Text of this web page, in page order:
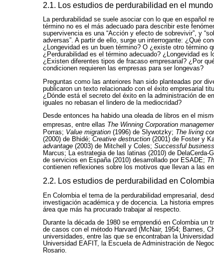
2.1. Los estudios de perdurabilidad en el mundo
La perdurabilidad se suele asociar con lo que en español
término no es el más adecuado para describir este
supervivencia es una “Acción y efecto de sobrevivir”, y
adversas”. A partir de ello, surge un interrogante: ¿Qué
¿Longevidad es un buen término? O ¿existe otro término
¿Perdurabilidad es el término adecuado? ¿Longevidad
¿Existen diferentes tipos de fracaso empresarial? ¿Por
condicionen requieren las empresas para ser longevas?
Preguntas como las anteriores han sido planteadas por
publicaron un texto relacionado con el éxito empresarial
¿Dónde está el secreto del éxito en la administración de
iguales no rebasan el lindero de la mediocridad?
Desde entonces ha habido una oleada de libros en el
empresas, entre ellas The Winning Corporation
Porras; Value migration (1996) de Slywotzky; The living
(2000) de Bhidé; Creative destruction (2001) de Foster y
advantage (2003) de Mitchell y Coles; Successful
Marcus; La estrategia de las latinas (2010) de
de servicios en España (2010) desarrollado por ESADE;
contienen reflexiones sobre los motivos que llevan a las
2.2. Los estudios de perdurabilidad en Colombia
En Colombia el tema de la perdurabilidad empresarial,
investigación académica y de docencia. La historia
área que más ha procurado trabajar al respecto.
Durante la década de 1980 se emprendió en Colombia
de casos con el método Harvard (McNair, 1954; Barnes,
universidades, entre las que se encontraban la
Universidad EAFIT, la Escuela de Administración de
Rosario.